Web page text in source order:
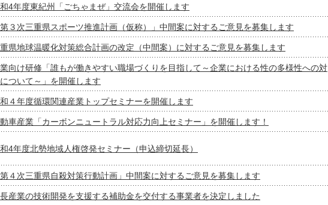
4年度東紀州「ごちゃまぜ」交流会を開催します
第３次三重県スポーツ推進計画（仮称）」中間案に対するご意見を募集します
県地球温暖化対策総合計画の改定（中間案）に対するご意見を募集します
向け研修「誰もが働きやすい職場づくりを目指して～企業における性の多様性への対
ついて～」を開催します
４年度循環関連産業トップセミナーを開催します
車産業「カーボンニュートラル対応力向上セミナー」を開催します！
4年度北勢地域人権啓発セミナー（申込締切延長）
第４次三重県自殺対策行動計画」中間案に対するご意見を募集します
産業の技術開発を支援する補助金を交付する事業者を決定しました